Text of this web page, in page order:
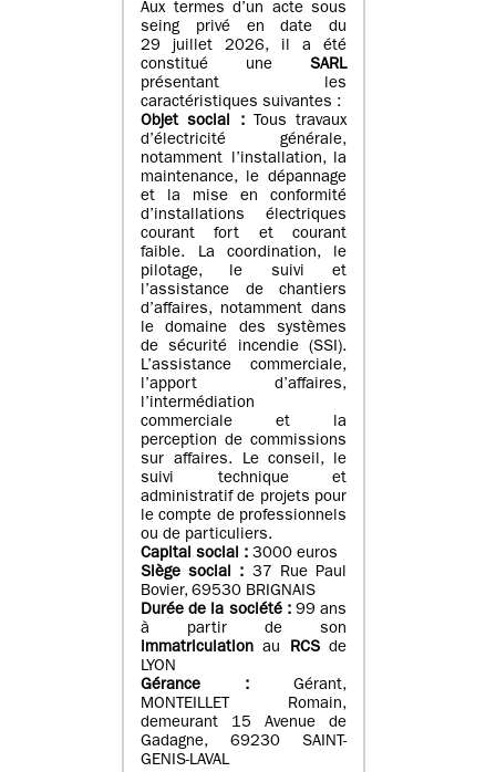
Aux termes d’un acte sous
seing privé en date du
29 juillet 2026, il a été
constitué une SARL
présentant les
caractéristiques suivantes :
Objet social :
Tous travaux
d’électricité générale,
notamment l’installation, la
maintenance, le dépannage
et la mise en conformité
d’installations électriques
courant fort et courant
faible. La coordination, le
pilotage, le suivi et
l’assistance de chantiers
d’affaires, notamment dans
le domaine des systèmes
de sécurité incendie (SSI).
L’assistance commerciale,
l’apport d’affaires,
l’intermédiation
commerciale et la
perception de commissions
sur affaires. Le conseil, le
suivi technique et
administratif de projets pour
le compte de professionnels
ou de particuliers.
Capital social : 3000 euros
Siège social : 37 Rue Paul
Bovier, 69530 BRIGNAIS
Durée de la société : 99 ans
à partir de son
immatriculation au RCSde
LYON
Gérance :
Gérant,
MONTEILLET Romain,
demeurant 15 Avenue de
Gadagne, 69230 SAINT-
GENIS-LAVAL